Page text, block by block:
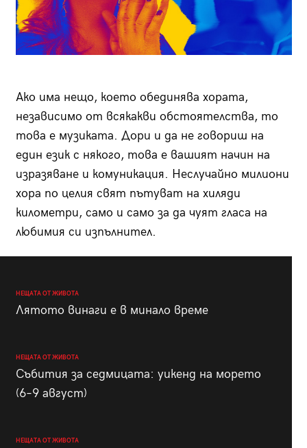
Ако има нещо, което обединява хората,
независимо от всякакви обстоятелства, то
това е музиката. Дори и да не говориш на
един език с някого, това е вашият начин на
изразяване и комуникация. Неслучайно милиони
хора по целия свят пътуват на хиляди
километри, само и само за да чуят гласа на
любимия си изпълнител.
НЕЩАТА ОТ ЖИВОТА
Лятото винаги е в минало време
НЕЩАТА ОТ ЖИВОТА
Събития за седмицата: уикенд на морето
(6–9 август)
НЕЩАТА ОТ ЖИВОТА